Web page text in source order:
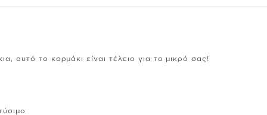
αυτό το κορμάκι είναι τέλειο για το μικρό σας!